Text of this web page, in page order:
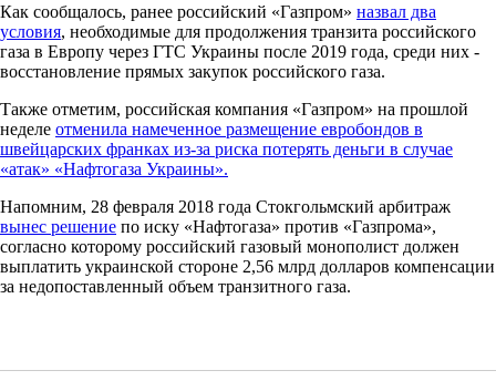
Как сообщалось, ранее российский «Газпром» назвал два
условия, необходимые для продолжения транзита российского
газа в Европу через ГТС Украины после 2019 года, среди них -
восстановление прямых закупок российского газа.
Также отметим, российская компания «Газпром» на прошлой
неделе отменила намеченное размещение евробондов в
швейцарских франках из-за риска потерять деньги в случае
«атак» «Нафтогаза Украины».
Напомним, 28 февраля 2018 года Стокгольмский арбитраж
вынес решение по иску «Нафтогаза» против «Газпрома»,
согласно которому российский газовый монополист должен
выплатить украинской стороне 2,56 млрд долларов компенсации
за недопоставленный объем транзитного газа.